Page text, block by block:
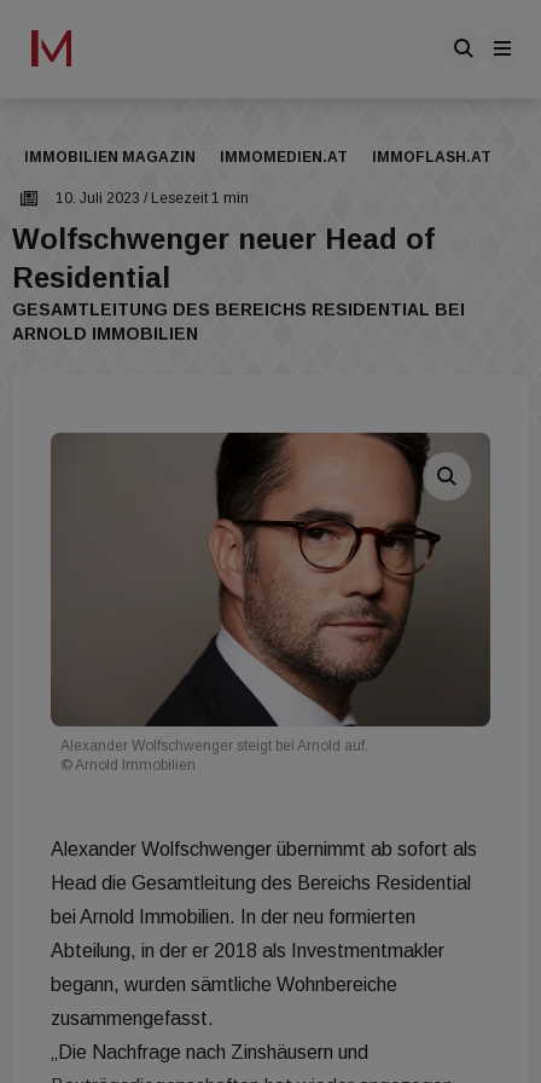
IMMOBILIEN MAGAZIN IMMOMEDIEN.AT IMMOFLASH.AT
10. Juli 2023 / Lesezeit 1 min
Wolfschwenger neuer Head of
Residential
GESAMTLEITUNG DES BEREICHS RESIDENTIAL BEI
ARNOLD IMMOBILIEN
Alexander Wolfschwenger steigt bei Arnold auf.
© Arnold Immobilien
Alexander Wolfschwenger übernimmt ab sofort als
Head die Gesamtleitung des Bereichs Residential
bei Arnold Immobilien. In der neu formierten
Abteilung, in der er 2018 als Investmentmakler
begann, wurden sämtliche Wohnbereiche
zusammengefasst.
„Die Nachfrage nach Zinshäusern und